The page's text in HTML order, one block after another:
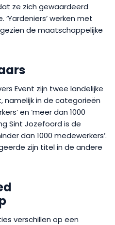
ze zich gewaardeerd
werken met
de maatschappelijke
Event zijn twee landelijke
namelijk in de categorieën
en ‘meer dan 1000
Sint Jozefoord is de
dan 1000 medewerkers’.
zijn titel in de andere
verschillen op een